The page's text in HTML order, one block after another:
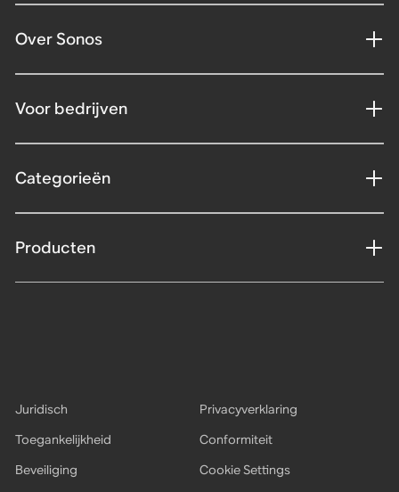
Over Sonos
Voor bedrijven
Categorieën
Producten
Juridisch
Privacyverklaring
Toegankelijkheid
Conformiteit
Beveiliging
Cookie Settings